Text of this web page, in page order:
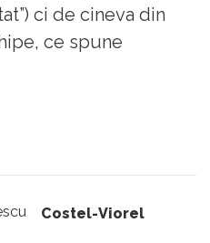
ci de cineva din
ce spune
Costel-Viorel